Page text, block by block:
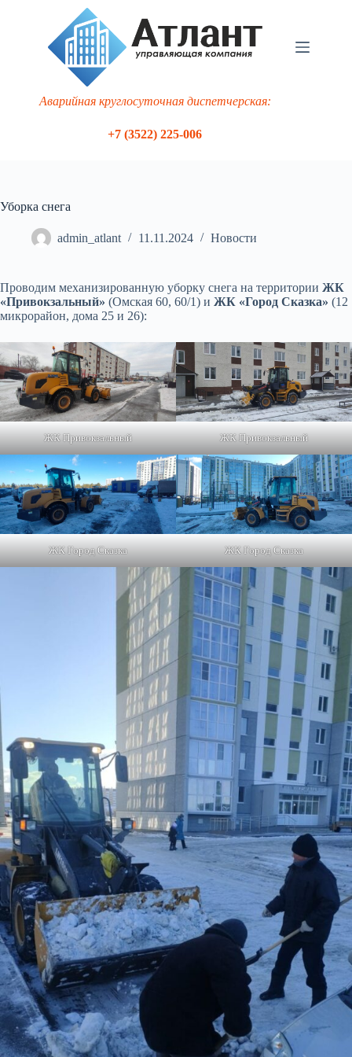
Аварийная круглосуточная диспетчерская:
+7 (3522) 225-006
Уборка снега
admin_atlant 11.11.2024 Новости
Проводим механизированную уборку снега на территории ЖК
«Привокзальный» (Омская 60, 60/1) и ЖК «Город Сказка» (12
микрорайон, дома 25 и 26):
ЖК Привокзальный ЖК Привокзальный
ЖК Город Сказка ЖК Город Сказка